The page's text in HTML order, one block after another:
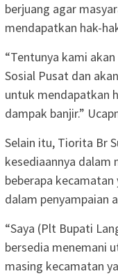
berjuang agar
mendapatkan hak-
“Tentunya kami
Sosial Pusat dan
untuk mendapatkan
dampak banjir.”
Selain itu, Tiorita Br
kesediaannya dalam
beberapa
dalam penyampaian
“Saya (Plt Bupati
bersedia menemani
masing kecamatan